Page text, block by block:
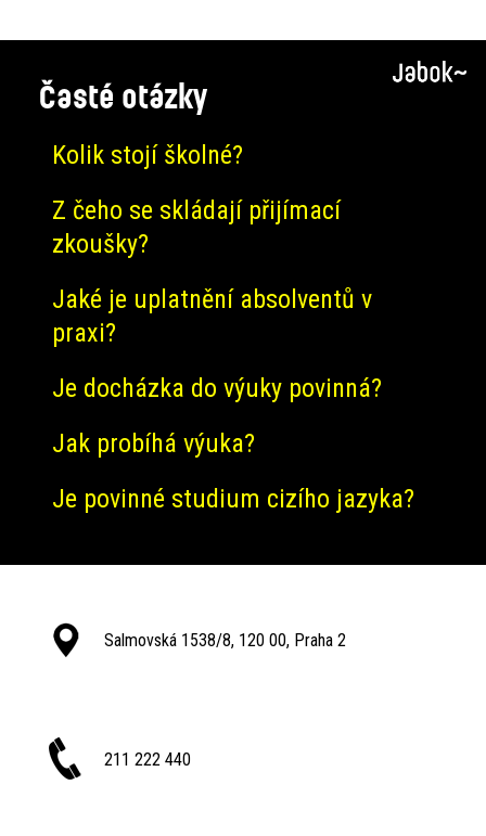
Časté otázky
Kolik stojí školné?
Z čeho se skládají přijímací
zkoušky?
Jaké je uplatnění absolventů v
praxi?
Je docházka do výuky povinná?
Jak probíhá výuka?
Je povinné studium cizího jazyka?
Salmovská 1538/8, 120 00, Praha 2
211 222 440